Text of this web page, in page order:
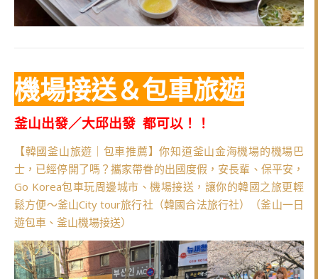
機場接送＆包車旅遊
釜山出發／大邱出發 都可以！！
【韓國釜山旅遊｜包車推薦】你知道釜山金海機場的機場巴
士，已經停開了嗎？攜家帶眷的出國度假，安長輩、保平安，
Go Korea包車玩周邊城市、機場接送，讓你的韓國之旅更輕
鬆方便～釜山City tour旅行社（韓國合法旅行社）（釜山一日
遊包車、釜山機場接送）